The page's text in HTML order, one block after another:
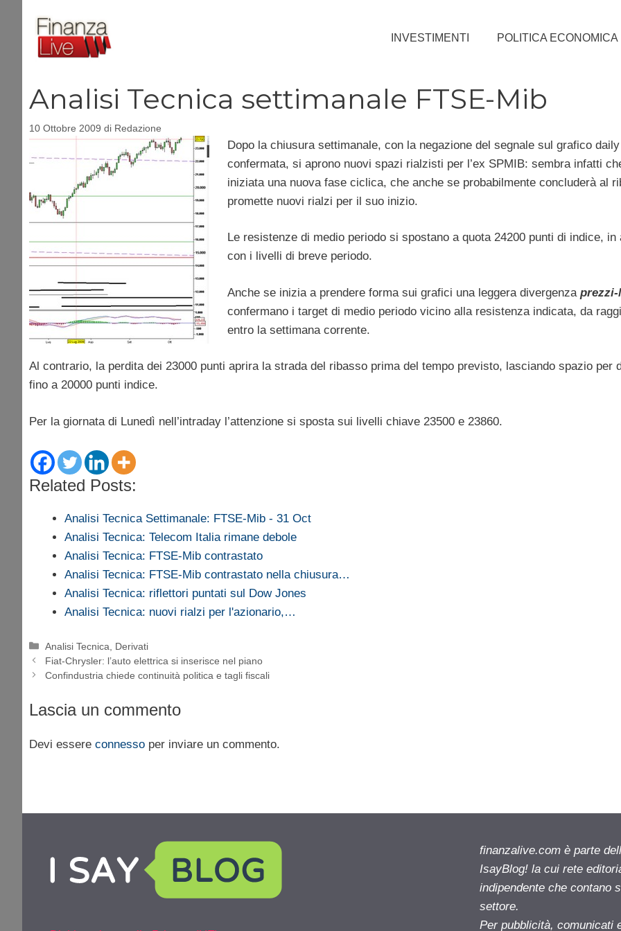
contenuto
INVESTIMENTI POLITICA ECONOMICA
Analisi Tecnica settimanale FTSE-Mib
10 Ottobre 2009 di Redazione
Dopo la chiusura settimanale, con la negazione del segnale sul grafico daily
confermata, si aprono nuovi spazi rialzisti per l’ex SPMIB: sembra infatti
iniziata una nuova fase ciclica, che anche se probabilmente concluderà al
promette nuovi rialzi per il suo inizio.
Le resistenze di medio periodo si spostano a quota 24200 punti di indice, in
con i livelli di breve periodo.
Anche se inizia a prendere forma sui grafici una leggera divergenza prezzi-
confermano i target di medio periodo vicino alla resistenza indicata, da
entro la settimana corrente.
Al contrario, la perdita dei 23000 punti aprira la strada del ribasso prima del tempo previsto, lasciando spazio per
fino a 20000 punti indice.
Per la giornata di Lunedì nell’intraday l’attenzione si sposta sui livelli chiave 23500 e 23860.
Related Posts:
Analisi Tecnica Settimanale: FTSE-Mib - 31 Oct
Analisi Tecnica: Telecom Italia rimane debole
Analisi Tecnica: FTSE-Mib contrastato
Analisi Tecnica: FTSE-Mib contrastato nella chiusura…
Analisi Tecnica: riflettori puntati sul Dow Jones
Analisi Tecnica: nuovi rialzi per l'azionario,…
Categorie
Analisi Tecnica
Derivati
Fiat-Chrysler: l’auto elettrica si inserisce nel piano
Confindustria chiede continuità politica e tagli fiscali
Lascia un commento
Devi essere connesso per inviare un commento.
finanzalive.com è parte
IsayBlog! la cui rete
indipendente che contano
settore.
Per pubblicità, comunicati